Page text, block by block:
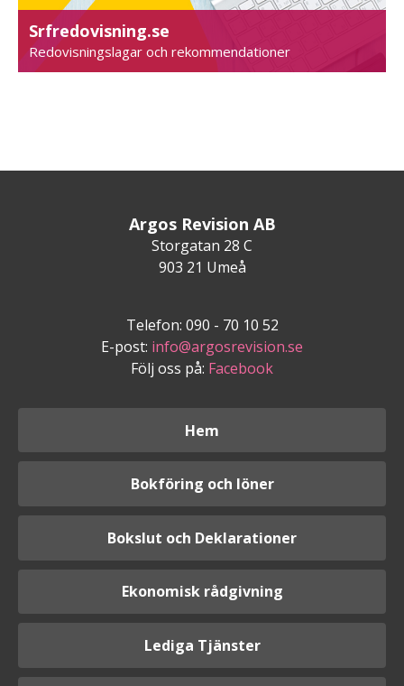
Srfredovisning.se
Redovisningslagar och rekommendationer
Argos Revision AB
Storgatan 28 C
903 21 Umeå
Telefon: 090 - 70 10 52
E-post: info@argosrevision.se
Följ oss på: Facebook
Hem
Bokföring och löner
Bokslut och Deklarationer
Ekonomisk rådgivning
Lediga Tjänster